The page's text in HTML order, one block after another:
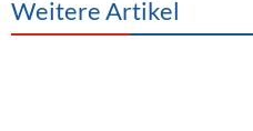
Weitere Artikel